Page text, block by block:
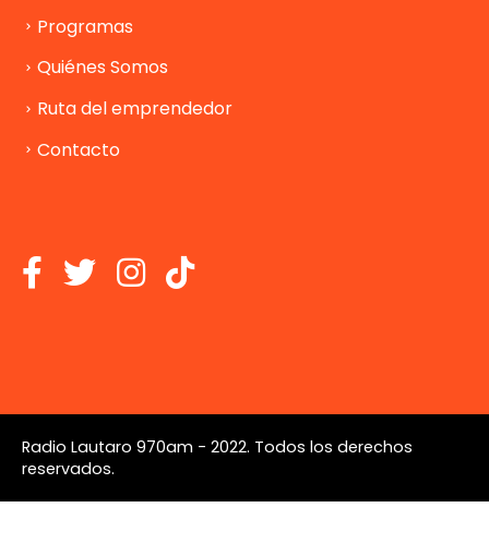
Programas
Quiénes Somos
Ruta del emprendedor
Contacto
Radio Lautaro 970am - 2022. Todos los derechos
reservados.